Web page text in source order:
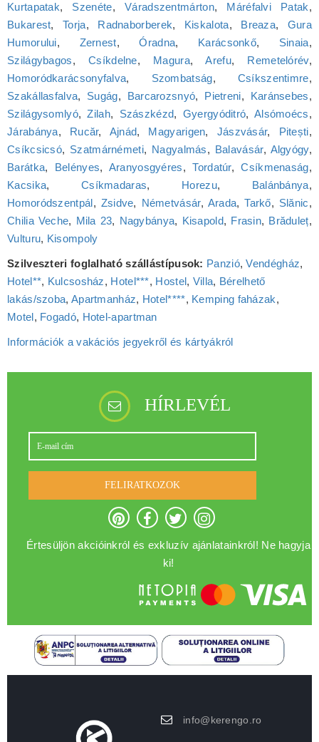
Kurtapatak, Szenéte,Váradszentmárton, Máréfalvi Patak,
Bukarest,Torja, Radnaborberek, Kiskalota, Breaza, Gura
Humorului, Zernest,Óradna, Karácsonkő, Sinaia,
Szilágybagos,Csíkdelne, Magura,Arefu, Remetelórév,
Homoródkarácsonyfalva, Szombatság, Csíkszentimre,
Szakállasfalva, Sugág, Barcarozsnyó, Pietreni, Karánsebes,
Szilágysomlyó,Zilah, Szászkézd, Gyergyóditró, Alsómoécs,
Járabánya, Rucăr, Ajnád, Magyarigen, Jászvásár, Pitești,
Csíkcsicsó, Szatmárnémeti, Nagyalmás, Balavásár, Algyógy,
Barátka, Belényes, Aranyosgyéres,Tordatúr,Csíkmenaság,
Kacsika, Csíkmadaras, Horezu, Balánbánya,
Homoródszentpál, Zsidve, Németvásár, Arada,Tarkő, Slănic,
Chilia Veche, Mila 23, Nagybánya, Kisapold, Frasin, Brăduleț,
Vulturu, Kisompoly
Szilveszteri foglalható szállástípusok: Panzió,Vendégház,
Hotel**, Kulcsosház, Hotel***, Hostel, Villa, Bérelhető
lakás/szoba, Apartmanház, Hotel****, Kemping faházak,
Motel, Fogadó, Hotel‑apartman
Információk a vakációs jegyekről és kártyákról
HÍRLEVÉL
FELIRATKOZOK
Értesüljön akcióinkról és exkluzív ajánlatainkról! Ne hagyja
ki!
info@kerengo.ro